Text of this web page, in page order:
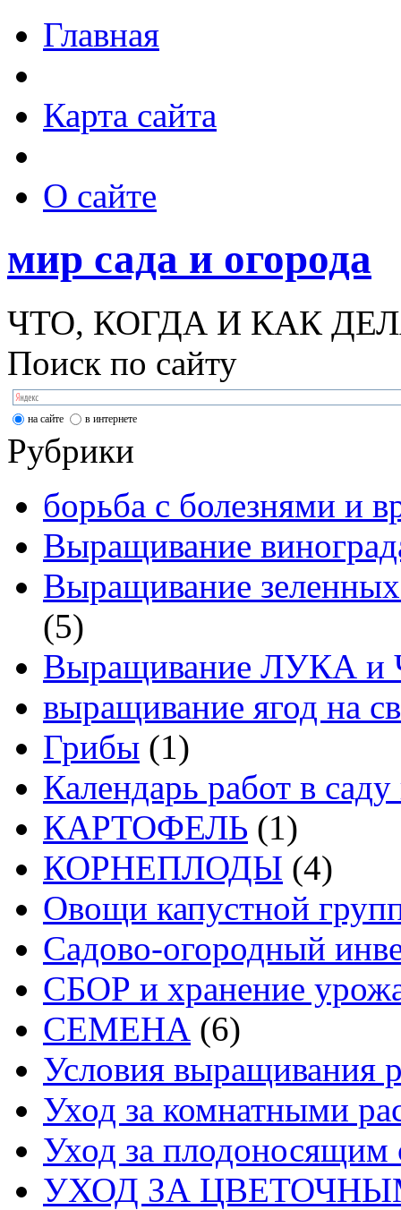
Главная
Карта сайта
О сайте
мир сада и огорода
ЧТО, КОГДА И КАК
Поиск по сайту
на сайте в интернете
Рубрики
борьба с болезнями и
Выращивание
Выращивание
(5)
Выращивание ЛУКА
выращивание ягод на
Грибы (1)
Календарь работ в
КАРТОФЕЛЬ (1)
КОРНЕПЛОДЫ (4)
Овощи капустной
Садово-огородный
СБОР и хранение
СЕМЕНА (6)
Условия выращивания
Уход за комнатными
Уход за плодоносящим
УХОД ЗА